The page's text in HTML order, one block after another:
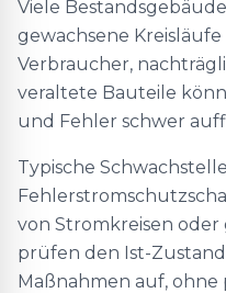
Viele
gewachsene
Verbraucher,
veraltete Bauteile
und Fehler schwer
Typische
von Stromkreisen oder
prüfen den Ist-
Maßnahmen auf, ohne